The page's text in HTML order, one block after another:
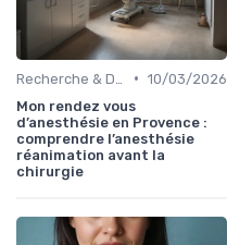
• 10/03/2026
Mon rendez vous
d’anesthésie en Provence :
comprendre l’anesthésie
réanimation avant la
chirurgie